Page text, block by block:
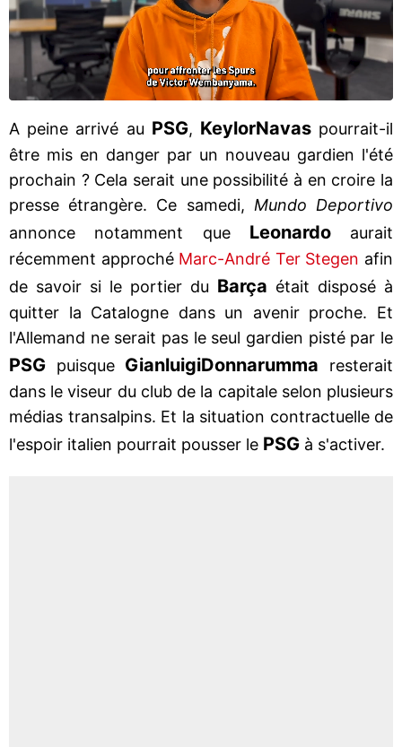
A peine arrivé au PSG, KeylorNavaspourrait-il
être mis en danger par un nouveau gardien l'été
prochain ? Cela serait une possibilité à en croire la
presse étrangère. Ce samedi, Mundo Deportivo
annonce notamment que Leonardoaurait
récemment approché Marc-André Ter Stegen afin
de savoir si le portier du Barça était disposé à
quitter la Catalogne dans un avenir proche. Et
l'Allemand ne serait pas le seul gardien pisté par le
PSG puisque GianluigiDonnarumma resterait
dans le viseur du club de la capitale selon plusieurs
médias transalpins. Et la situation contractuelle de
l'espoir italien pourrait pousser le PSG à s'activer.